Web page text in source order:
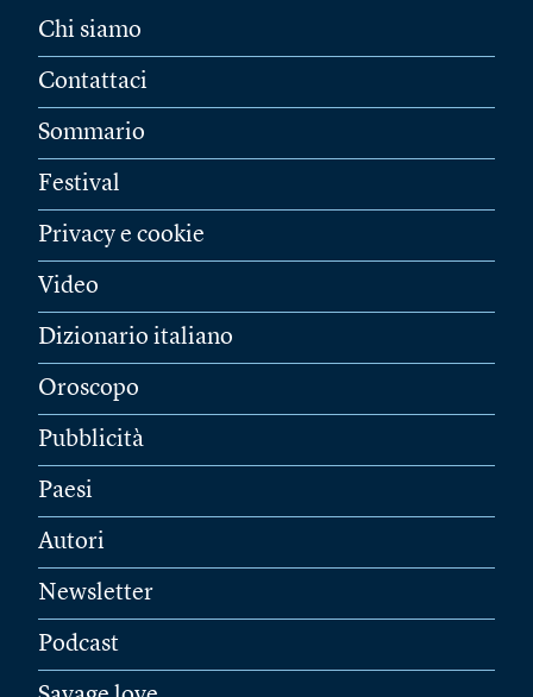
Chi siamo
Contattaci
Sommario
Festival
Privacy e cookie
Video
Dizionario italiano
Oroscopo
Pubblicità
Paesi
Autori
Newsletter
Podcast